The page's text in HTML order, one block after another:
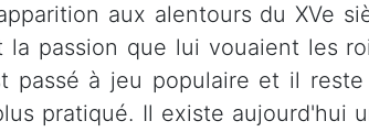
aux alentours du XVe
la passion que lui vouaient les
passé à jeu populaire et il
pratiqué. Il existe aujourd'hui